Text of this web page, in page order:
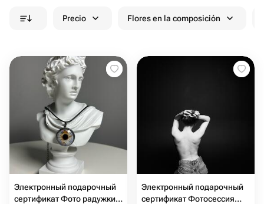
Precio Flores en la composición
Электронный подарочный
сертификат Фото радужки
Электронный подарочный
сертификат Фотосессия